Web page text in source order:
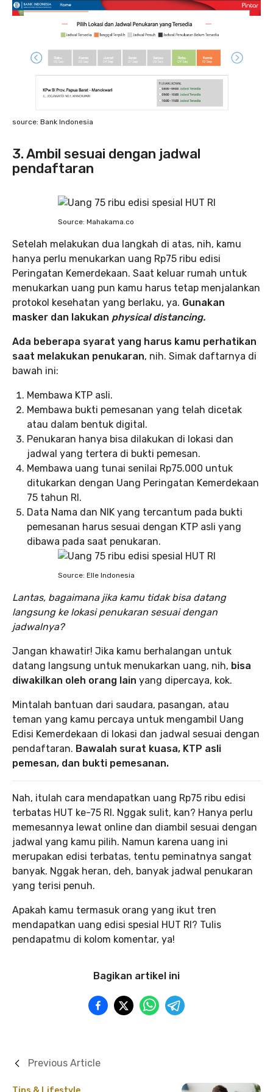
source: Bank Indonesia
3. Ambil sesuai dengan jadwal
pendaftaran
Source: Mahakama.co
Setelah melakukan dua langkah di atas, nih, kamu
hanya perlu menukarkan uang Rp75 ribu edisi
Peringatan Kemerdekaan. Saat keluar rumah untuk
menukarkan uang pun kamu harus tetap menjalankan
protokol kesehatan yang berlaku, ya. Gunakan
masker dan lakukan physical distancing.
Ada beberapa syarat yang harus kamu perhatikan
saat melakukan penukaran, nih. Simak daftarnya di
bawah ini:
Membawa KTP asli.
Membawa bukti pemesanan yang telah dicetak
atau dalam bentuk digital.
Penukaran hanya bisa dilakukan di lokasi dan
jadwal yang tertera di bukti pemesan.
Membawa uang tunai senilai Rp75.000 untuk
ditukarkan dengan Uang Peringatan Kemerdekaan
75 tahun RI.
Data Nama dan NIK yang tercantum pada bukti
pemesanan harus sesuai dengan KTP asli yang
dibawa pada saat penukaran.
Source: Elle Indonesia
Lantas, bagaimana jika kamu tidak bisa datang
langsung ke lokasi penukaran sesuai dengan
jadwalnya?
Jangan khawatir! Jika kamu berhalangan untuk
datang langsung untuk menukarkan uang, nih, bisa
diwakilkan oleh orang lain yang dipercaya, kok.
Mintalah bantuan dari saudara, pasangan, atau
teman yang kamu percaya untuk mengambil Uang
Edisi Kemerdekaan di lokasi dan jadwal sesuai dengan
pendaftaran. Bawalah surat kuasa, KTP asli
pemesan, dan bukti pemesanan.
Nah, itulah cara mendapatkan uang Rp75 ribu edisi
terbatas HUT ke-75 RI. Nggak sulit, kan? Hanya perlu
memesannya lewat online dan diambil sesuai dengan
jadwal yang kamu pilih. Namun karena uang ini
merupakan edisi terbatas, tentu peminatnya sangat
banyak. Nggak heran, deh, banyak jadwal penukaran
yang terisi penuh.
Apakah kamu termasuk orang yang ikut tren
mendapatkan uang edisi spesial HUT RI? Tulis
pendapatmu di kolom komentar, ya!
Bagikan artikel ini
Previous Article